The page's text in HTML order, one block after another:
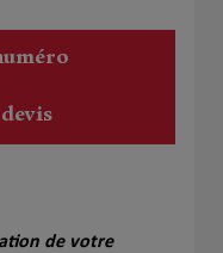
de votre